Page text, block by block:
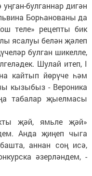
булганнар дигән
Борһанованы да
теле» рецепты бик
ясалуы белән җәлеп
булган шикелле,
Шулай итеп, I
кайтып йөрүче һәм
кызыбыз - Вероника
табалар җыелмасы
җәй, ямьле җәй»
Анда җиңеп чыга
аннан соң исә,
әзерләндем, -